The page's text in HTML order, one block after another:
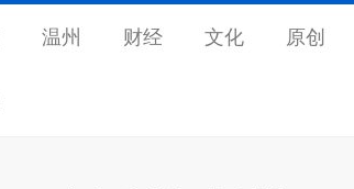
温州 财经 文化 原创